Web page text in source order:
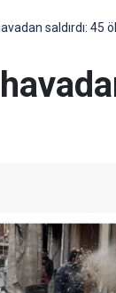
saldırdı: 45